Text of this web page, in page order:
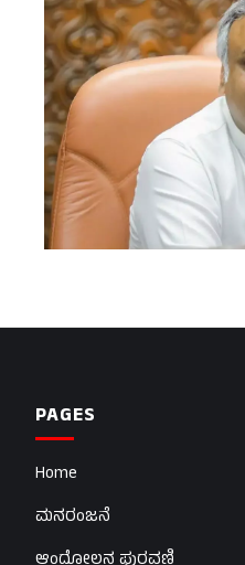
PAGES
Home
ಮನರಂಜನೆ